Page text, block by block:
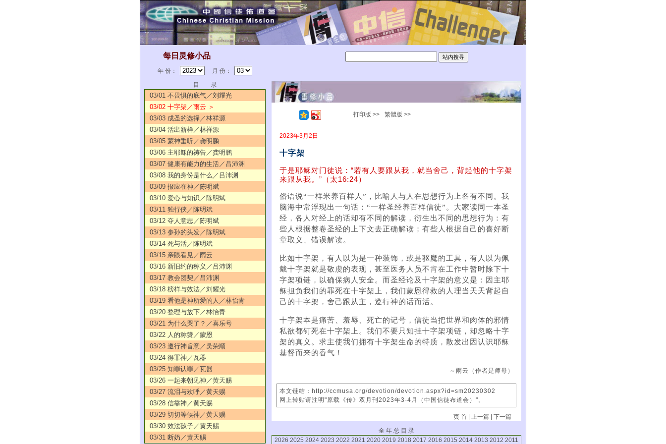
每日灵修小品
年 份：
月 份：
目 录
03/01 不畏惧的底气／刘耀光
03/02 十字架／雨云 ＞
03/03 成圣的选择／林祥源
03/04 活出新样／林祥源
03/05 蒙神垂听／龚明鹏
03/06 主耶稣的祷告／龚明鹏
03/07 健康有能力的生活／吕沛渊
03/08 我的身份是什么／吕沛渊
03/09 报应在神／陈明斌
03/10 爱心与知识／陈明斌
03/11 独行侠／陈明斌
03/12 夺人意志／陈明斌
03/13 参孙的头发／陈明斌
03/14 死与活／陈明斌
03/15 亲眼看见／雨云
03/16 新旧约的称义／吕沛渊
03/17 教会团契／吕沛渊
03/18 榜样与效法／刘耀光
03/19 看他是神所爱的人／林怡青
03/20 整理与放下／林怡青
03/21 为什么哭了？／喜乐号
03/22 人的称赞／蒙恩
03/23 遵行神旨意／吴荣顺
03/24 得罪神／瓦器
03/25 知罪认罪／瓦器
03/26 一起来朝见神／黄天赐
03/27 流泪与欢呼／黄天赐
03/28 信靠神／黄天赐
03/29 切切等候神／黄天赐
03/30 效法孩子／黄天赐
03/31 断奶／黄天赐
打印版 >> 繁體版 >>
2023年3月2日
十字架
于是耶稣对门徒说：“若有人要跟从我，就当舍己，背起他的十字架
来跟从我。”（太16:24）
俗语说“一样米养百样人”，比喻人与人在思想行为上各有不同。我
脑海中常浮现出一句话：“一样圣经养百样信徒”。大家读同一本圣
经，各人对经上的话却有不同的解读，衍生出不同的思想行为：有
些人根据整卷圣经的上下文去正确解读；有些人根据自己的喜好断
章取义、错误解读。
比如十字架，有人以为是一种装饰，或是驱魔的工具，有人以为佩
戴十字架就是敬虔的表现，甚至医务人员不肯在工作中暂时除下十
字架项链，以确保病人安全。而圣经论及十字架的意义是：因主耶
稣担负我们的罪死在十字架上，我们蒙恩得救的人理当天天背起自
己的十字架，舍己跟从主，遵行神的话而活。
十字架本是痛苦、羞辱、死亡的记号，信徒当把世界和肉体的邪情
私欲都钉死在十字架上。我们不要只知挂十字架项链，却忽略十字
架的真义。求主使我们拥有十字架生命的特质，散发出因认识耶稣
基督而来的香气！
～雨云（作者是师母）
本文链结：http://ccmusa.org/devotion/devotion.aspx?id=sm20230302
网上转贴请注明"原载《传》双月刊2023年3-4月（中国信徒布道会）"。
页 首 |上一篇 |下一篇
全 年 总 目 录
2026 2025 2024 2023 2022 2021 2020 2019 2018 2017 2016 2015 2014 2013 2012 2011